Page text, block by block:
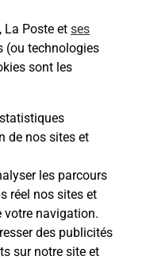
La Poste et ses
(ou technologies
sont les
de nos sites et
les parcours
réel nos sites et
navigation.
des publicités
sur notre site et
de contact
posées
Mobile ?